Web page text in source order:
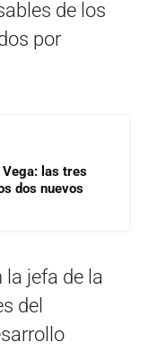
de los
por
las tres
dos nuevos
la jefa de la
del